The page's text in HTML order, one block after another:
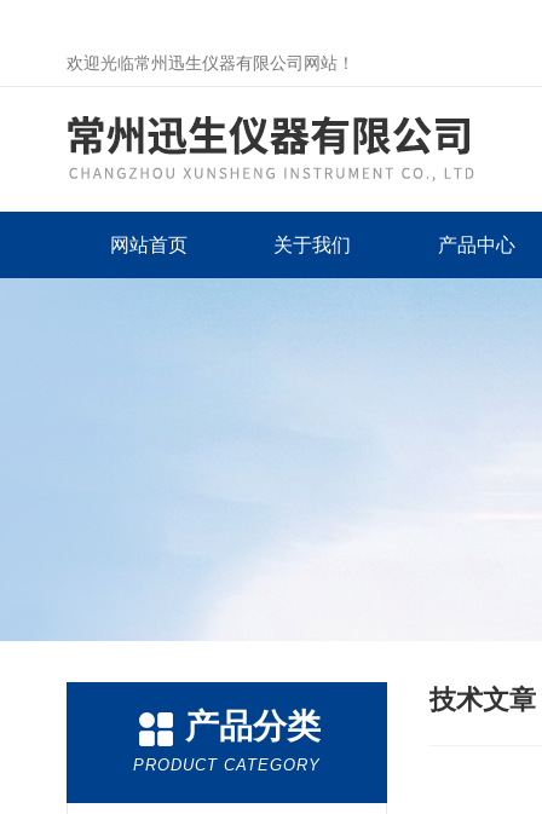
欢迎光临常州迅生仪器有限公司网站！
网站首页 关于我们 产品中心
产品分类
PRODUCT CATEGORY
技术文章